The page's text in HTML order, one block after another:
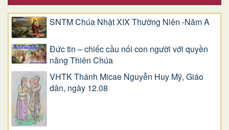
SNTM Chúa Nhật XIX Thường Niên -Năm A
Đức tin – chiếc cầu nối con người với quyền
năng Thiên Chúa
VHTK Thánh Micae Nguyễn Huy Mỹ, Giáo
dân, ngày 12.08